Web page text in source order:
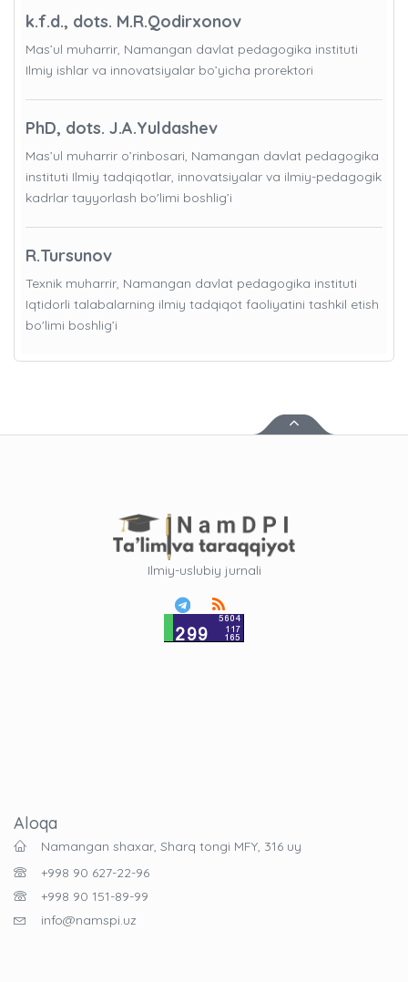
k.f.d., dots. M.R.Qodirxonov
Mas’ul muharrir, Namangan davlat pedagogika instituti
Ilmiy ishlar va innovatsiyalar bo’yicha prorektori
PhD, dots. J.A.Yuldashev
Mas’ul muharrir o’rinbosari, Namangan davlat pedagogika
instituti Ilmiy tadqiqotlar, innovatsiyalar va ilmiy-pedagogik
kadrlar tayyorlash bo'limi boshlig’i
R.Tursunov
Texnik muharrir, Namangan davlat pedagogika instituti
Iqtidorli talabalarning ilmiy tadqiqot faoliyatini tashkil etish
bo'limi boshlig’i
Ilmiy-uslubiy jurnali
Aloqa
Namangan shaxar, Sharq tongi MFY, 316 uy
+998 90 627-22-96
+998 90 151-89-99
info@namspi.uz